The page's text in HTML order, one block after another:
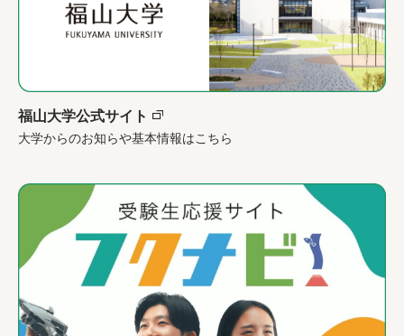
福山大学公式サイト
大学からのお知らや基本情報はこちら